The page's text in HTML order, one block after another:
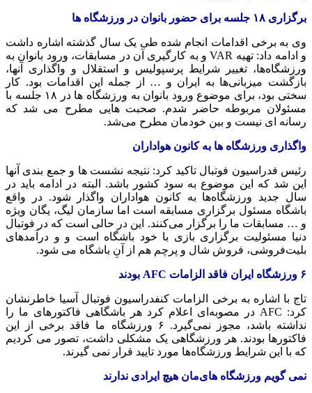
برگزاری ۱۸ جلسه برای حضور بانوان در ورزشگاه ها
وی به برخی اقدامات انجام شده طی یک سال گذشته اشاره داشت
و ادامه داد: تهیه VAR و به کارگیری آن در مسابقات، ورود بانوان به
ورزشگاه‌ها، تغییر شرایط پرسپولیس و استقلال و واگذاری آنها،
بازگشت میزبانی‌ها به ایران و … از جمله این اقدامات بود. کار
سختی بود، برای موضوع ورود بانوان به ورزشگاه ها در ۱۸ جلسه با
مسئولان مربوطه حاضر شدم. صحبت هایی مطرح می شد که
رسانه ای نیست و بین خودمان مطرح می‌شد.
واگذاری ورزشگاه ها به کانون هواداران
رئیس فدراسیون فوتبال تاکید کرد: نتیجه نشست ها و جمع‌ بندی آنها
این شد که این موضوع به سود کشور باشد. البته در ادامه باید در
سال جدید ورزشگاه‌ها به کانون هواداران واگذار شود. در واقع
باشگاه مسئول برگزاری مسابقه است اما سازمان لیگ، یگان ویژه
و … مسابقات ما را برگزار می‌کنند. این در حالی است که در فوتبال
دنیا مسئولیت برگزاری بازی با خود باشگاه است و و درآمدهای
بلیت‌فروشی، فروش شال و پرچم هم از آنِ باشگاه می شود.
۶ ورزشگاه ایران فاقد الزامات AFC بودند
تاج با اشاره به برخی الزامات کنفدراسیون فوتبال آسیا خاطرنشان
کرد: AFC در مصوبه‌ای اعلام کرد هر باشگاهی فاکتورهای ما را
نداشته باشد، مجوز نمی‌گیرد. ۶ ورزشگاه ما فاقد برخی از این
فاکتورها بودند. هر ورزشگاهی یک مشکلی داشت، تصور می کردیم
که با این شرایط ورزشگاه‌ها مورد تایید قرار نمی گیرند.
نمی گویم ورزشگاه های‌مان هیچ ایرادی ندارند